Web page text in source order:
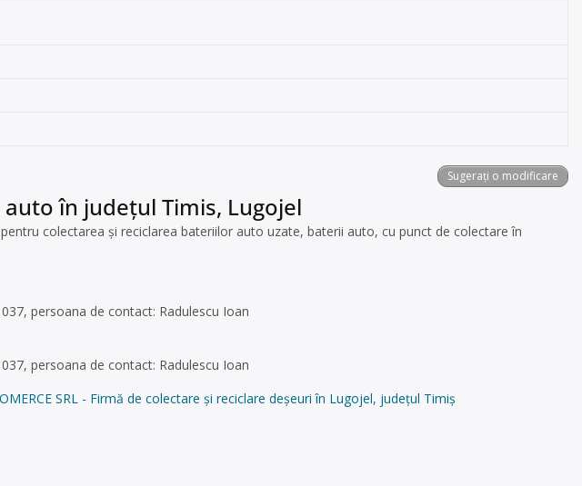
Sugerați o modificare
în județul Timis, Lugojel
colectarea și reciclarea bateriilor auto uzate, baterii auto, cu punct de colectare în
persoana de contact: Radulescu Ioan
persoana de contact: Radulescu Ioan
SRL - Firmă de colectare și reciclare deșeuri în Lugojel, județul Timiș